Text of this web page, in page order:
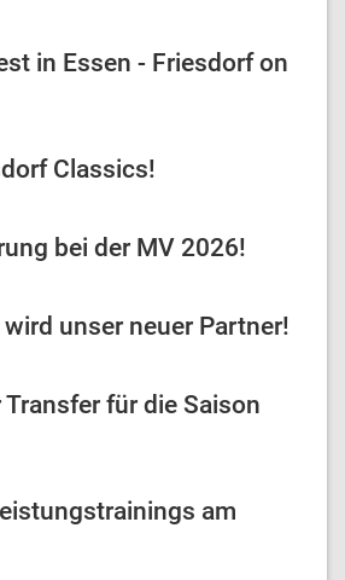
in Essen - Friesdorf on
Classics!
bei der MV 2026!
unser neuer Partner!
für die Saison
am